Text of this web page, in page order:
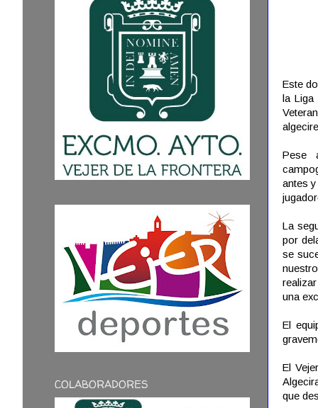
Este
la Liga
Pese
antes
La
por
se
una
El
El
que
COLABORADORES